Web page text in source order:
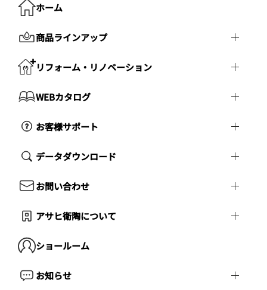
ホーム
商品ラインアップ
リフォーム・リノベーション
WEBカタログ
お客様サポート
データダウンロード
お問い合わせ
アサヒ衛陶について
ショールーム
お知らせ